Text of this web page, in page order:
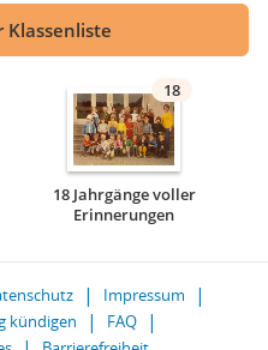
Klassenliste
18
18 Jahrgänge voller
Erinnerungen
Impressum
kündigen
FAQ